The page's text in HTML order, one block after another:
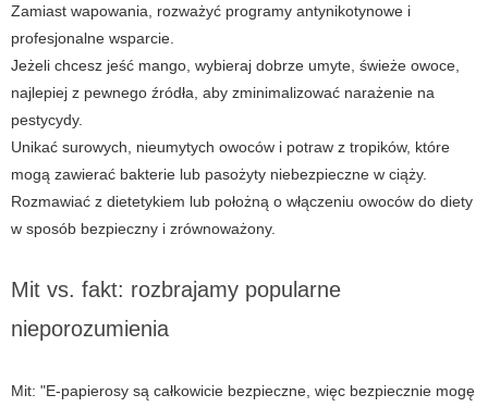
Zamiast wapowania, rozważyć programy antynikotynowe i
profesjonalne wsparcie.
Jeżeli chcesz jeść mango, wybieraj dobrze umyte, świeże owoce,
najlepiej z pewnego źródła, aby zminimalizować narażenie na
pestycydy.
Unikać surowych, nieumytych owoców i potraw z tropików, które
mogą zawierać bakterie lub pasożyty niebezpieczne w ciąży.
Rozmawiać z dietetykiem lub położną o włączeniu owoców do diety
w sposób bezpieczny i zrównoważony.
Mit vs. fakt: rozbrajamy popularne
nieporozumienia
Mit: "E-papierosy są całkowicie bezpieczne, więc bezpiecznie mogę